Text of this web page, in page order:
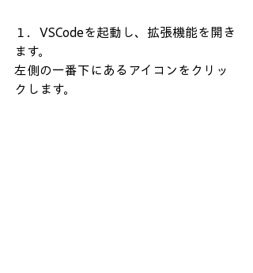
１．VSCodeを起動し、拡張機能を開き
ます。
左側の一番下にあるアイコンをクリッ
クします。